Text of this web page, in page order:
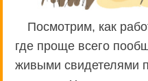
Посмотрим, как
где проще всего
живыми свидетелями